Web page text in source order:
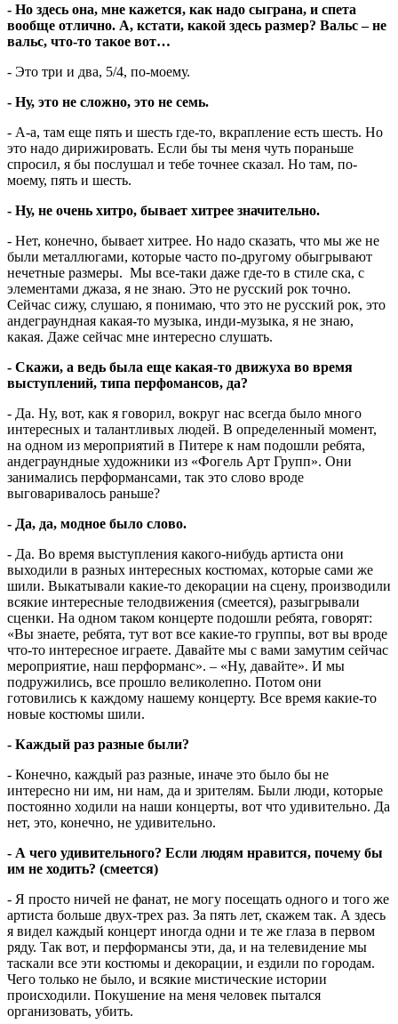
- Но здесь она, мне кажется, как надо сыграна, и спета
вообще отлично. А, кстати, какой здесь размер? Вальс – не
вальс, что-то такое вот…
- Это три и два, 5/4, по-моему.
- Ну, это не сложно, это не семь.
- А-а, там еще пять и шесть где-то, вкрапление есть шесть. Но
это надо дирижировать. Если бы ты меня чуть пораньше
спросил, я бы послушал и тебе точнее сказал. Но там, по-
моему, пять и шесть.
- Ну, не очень хитро, бывает хитрее значительно.
- Нет, конечно, бывает хитрее. Но надо сказать, что мы же не
были металлюгами, которые часто по-другому обыгрывают
нечетные размеры. Мы все-таки даже где-то в стиле ска, с
элементами джаза, я не знаю. Это не русский рок точно.
Сейчас сижу, слушаю, я понимаю, что это не русский рок, это
андеграундная какая-то музыка, инди-музыка, я не знаю,
какая. Даже сейчас мне интересно слушать.
- Скажи, а ведь была еще какая-то движуха во время
выступлений, типа перфомансов, да?
- Да. Ну, вот, как я говорил, вокруг нас всегда было много
интересных и талантливых людей. В определенный момент,
на одном из мероприятий в Питере к нам подошли ребята,
андеграундные художники из «Фогель Арт Групп». Они
занимались перформансами, так это слово вроде
выговаривалось раньше?
- Да, да, модное было слово.
- Да. Во время выступления какого-нибудь артиста они
выходили в разных интересных костюмах, которые сами же
шили. Выкатывали какие-то декорации на сцену, производили
всякие интересные телодвижения (смеется), разыгрывали
сценки. На одном таком концерте подошли ребята, говорят:
«Вы знаете, ребята, тут вот все какие-то группы, вот вы вроде
что-то интересное играете. Давайте мы с вами замутим сейчас
мероприятие, наш перформанс». – «Ну, давайте». И мы
подружились, все прошло великолепно. Потом они
готовились к каждому нашему концерту. Все время какие-то
новые костюмы шили.
- Каждый раз разные были?
- Конечно, каждый раз разные, иначе это было бы не
интересно ни им, ни нам, да и зрителям. Были люди, которые
постоянно ходили на наши концерты, вот что удивительно. Да
нет, это, конечно, не удивительно.
- А чего удивительного? Если людям нравится, почему бы
им не ходить? (смеется)
- Я просто ничей не фанат, не могу посещать одного и того же
артиста больше двух-трех раз. За пять лет, скажем так. А здесь
я видел каждый концерт иногда одни и те же глаза в первом
ряду. Так вот, и перформансы эти, да, и на телевидение мы
таскали все эти костюмы и декорации, и ездили по городам.
Чего только не было, и всякие мистические истории
происходили. Покушение на меня человек пытался
организовать, убить.